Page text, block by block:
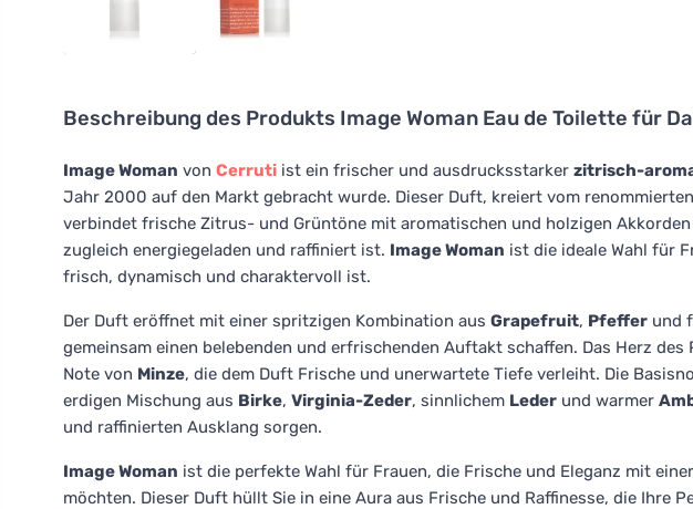
Beschreibung des Produkts Image Woman Eau de Toilette für
Image Woman von Cerruti ist ein frischer und ausdrucksstarker zitrisch-
Jahr 2000 auf den Markt gebracht wurde. Dieser Duft, kreiert vom
verbindet frische Zitrus- und Grüntöne mit aromatischen und holzigen
zugleich energiegeladen und raffiniert ist. Image Woman ist die ideale Wahl für
frisch, dynamisch und charaktervoll ist.
Der Duft eröffnet mit einer spritzigen Kombination aus Grapefruit, Pfeffer und
gemeinsam einen belebenden und erfrischenden Auftakt schaffen. Das Herz
Note von Minze, die dem Duft Frische und unerwartete Tiefe verleiht. Die
erdigen Mischung aus Birke, Virginia-Zeder, sinnlichem Leder und warmer
und raffinierten Ausklang sorgen.
Image Woman ist die perfekte Wahl für Frauen, die Frische und Eleganz mit
möchten. Dieser Duft hüllt Sie in eine Aura aus Frische und Raffinesse, die Ihre